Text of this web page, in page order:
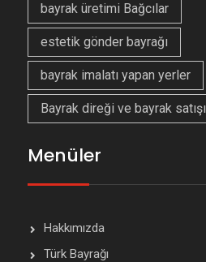
bayrak üretimi Bağcılar
estetik gönder bayrağı
bayrak imalatı yapan yerler
Bayrak direği ve bayrak satışı
Menüler
Hakkımızda
Türk Bayrağı